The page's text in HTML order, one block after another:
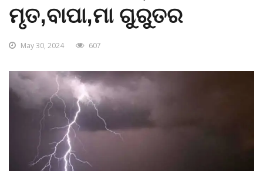
ମୃତ,ବାପା,ମା ଗୁରୁତର
May 30, 2024 607